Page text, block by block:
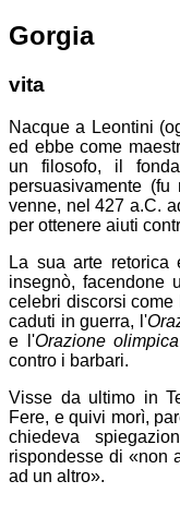
Gorgia
vita
Nacque a Leontini
ed ebbe come
un filosofo, il
persuasivamente
venne, nel 427 a.C.
per ottenere aiuti
La sua arte retorica
insegnò, facendone
celebri discorsi come
caduti in guerra, l'
e l'Orazione olimpica
contro i barbari.
Visse da ultimo in
Fere, e quivi morì,
chiedeva
rispondesse di
non
ad un altro .